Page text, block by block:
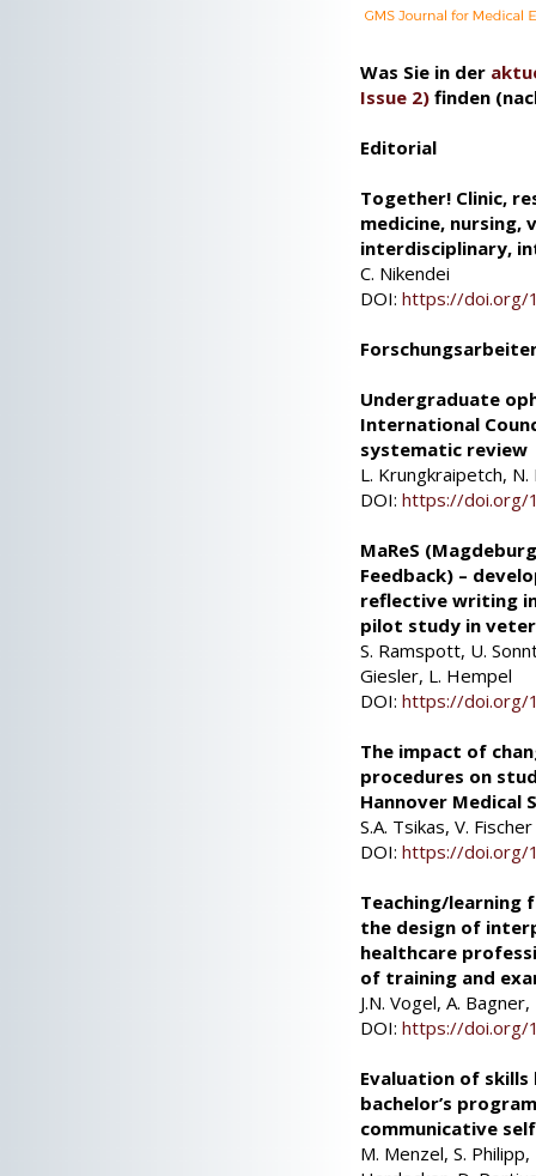
Was Sie in der
Issue 2) finden
Editorial
Together! Clinic,
medicine, nursing,
interdisciplinary,
C. Nikendei
DOI:https://doi.org/
Undergraduate
International
systematic review
L. Krungkraipetch,
DOI:https://doi.org/
MaReS
Feedback) –
reflective writing
pilot study in
S. Ramspott, U.
Giesler, L. Hempel
DOI:https://doi.org/
The impact of
procedures on
Hannover Medical
S.A. Tsikas, V. Fischer
DOI:https://doi.org/
Teaching/learning
the design of
healthcare
of training and
J.N. Vogel, A.
DOI:https://doi.org/
Evaluation of
bachelor’s
communicative
M. Menzel, S. Philipp,